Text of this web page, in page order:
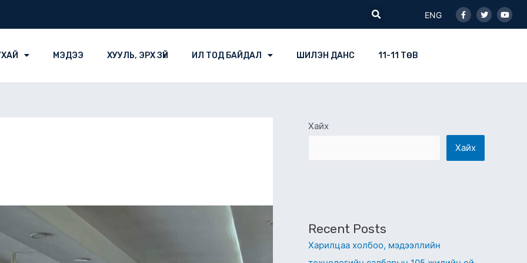
Search
ENG
f
МЭДЭЭ ХУУЛЬ, ЭРХ ЗҮЙ ИЛ ТОД БАЙДАЛ ШИЛЭН ДАНС 11-11 ТӨВ
Хайх
Хайх
Recent Posts
Харилцаа холбоо, мэдээллийн